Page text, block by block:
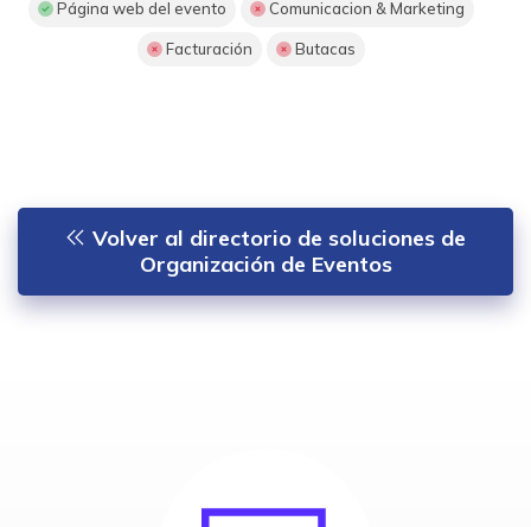
Página web del evento Comunicacion & Marketing
Facturación Butacas
Volver al directorio de soluciones de
Organización de Eventos